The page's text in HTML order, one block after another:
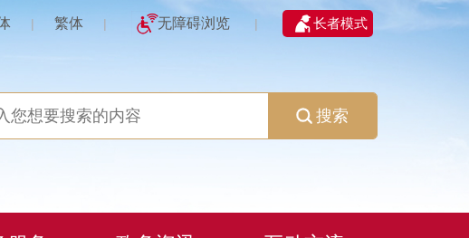
| 繁体 | 无障碍浏览 | 长者模式
搜索